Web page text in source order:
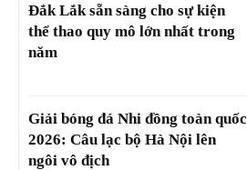
Đắk Lắk sẵn sàng cho sự kiện
thể thao quy mô lớn nhất trong
năm
Giải bóng đá Nhi đồng toàn quốc
2026: Câu lạc bộ Hà Nội lên
ngôi vô địch